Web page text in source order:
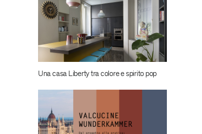
Una casa Liberty tra colore e spirito pop